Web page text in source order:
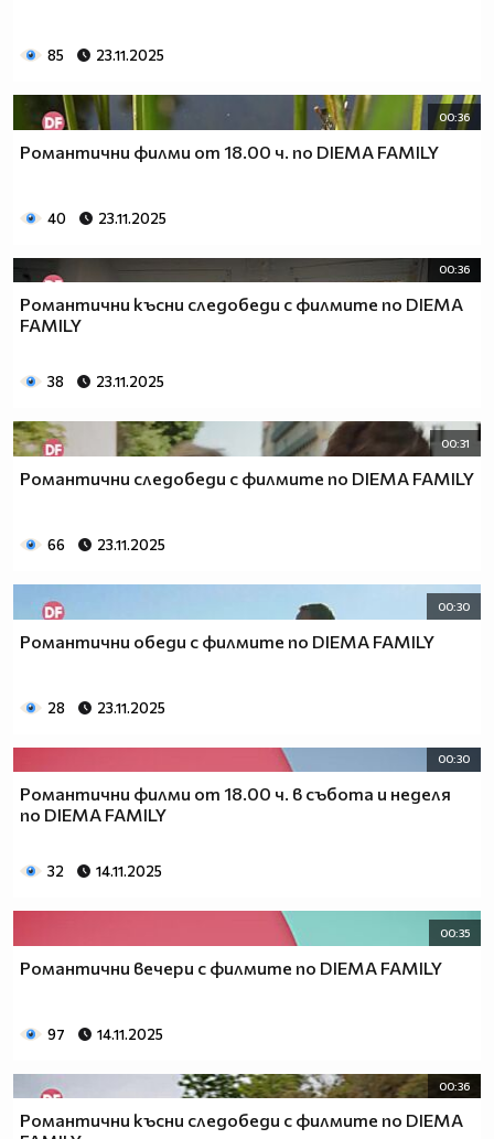
85 23.11.2025
00:36
Романтични филми от 18.00 ч. по DIEMA FAMILY
40 23.11.2025
00:36
Романтични късни следобеди с филмите по DIEMA
FAMILY
38 23.11.2025
00:31
Романтични следобеди с филмите по DIEMA FAMILY
66 23.11.2025
00:30
Романтични обеди с филмите по DIEMA FAMILY
28 23.11.2025
00:30
Романтични филми от 18.00 ч. в събота и неделя
по DIEMA FAMILY
32 14.11.2025
00:35
Романтични вечери с филмите по DIEMA FAMILY
97 14.11.2025
00:36
Романтични късни следобеди с филмите по DIEMA